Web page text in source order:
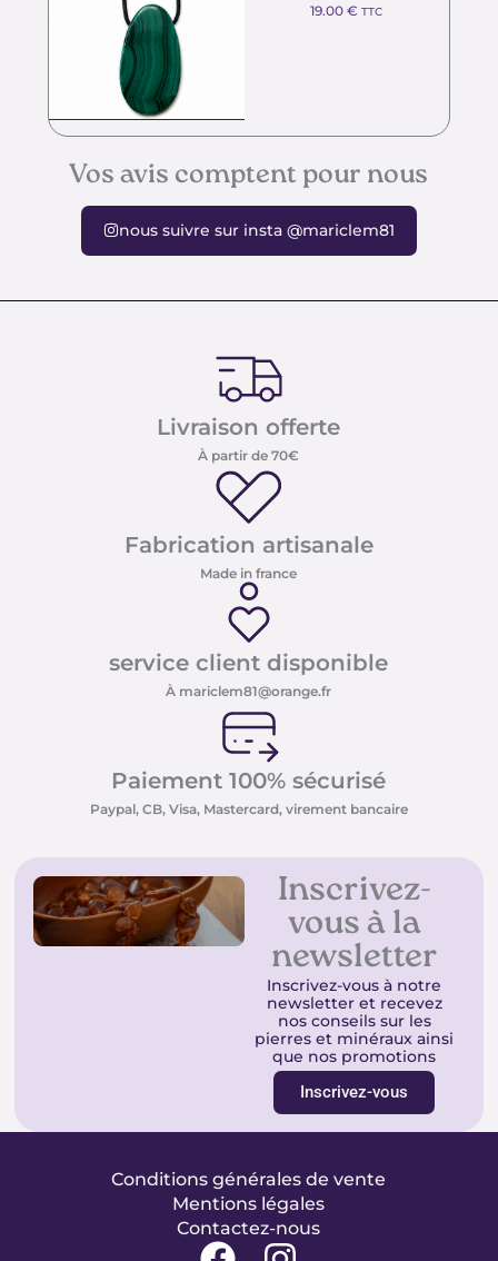
19.00€ TTC
Vos avis comptent pour nous
nous suivre sur insta @mariclem81
Livraison offerte
À partir de 70€
Fabrication artisanale
Made in france
service client disponible
À mariclem81@orange.fr
Paiement 100% sécurisé
Paypal, CB, Visa, Mastercard, virement bancaire
Inscrivez-
vous à la
newsletter
Inscrivez-vous à notre
newsletter et recevez
nos conseils sur les
pierres et minéraux ainsi
que nos promotions
Inscrivez-vous
Conditions générales de vente
Mentions légales
Contactez-nous